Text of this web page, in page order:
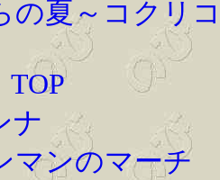
の夏～コクリ
TOP
ナ
マンのマーチ